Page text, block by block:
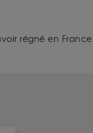
régné en